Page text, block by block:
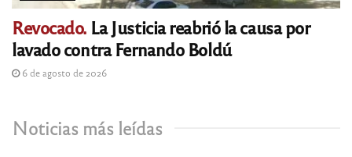
Revocado. La Justicia reabrió la causa por
lavado contra Fernando Boldú
6 de agosto de 2026
Noticias más leídas